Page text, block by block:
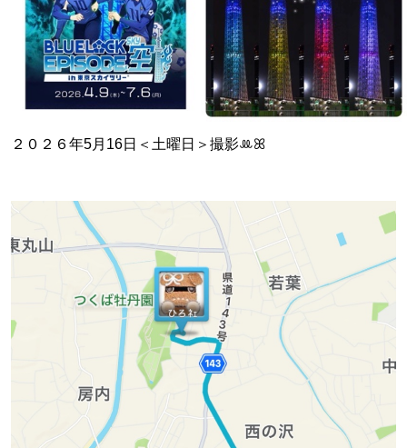
２０２６年5月16日＜土曜日＞撮影ꔛꕤ